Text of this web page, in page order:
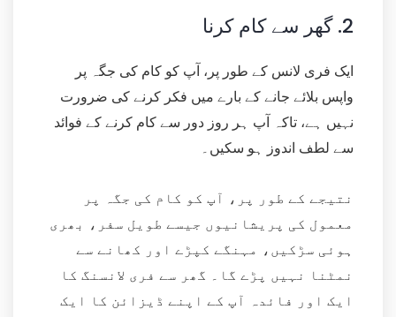
2. گھر سے کام کرنا
ایک فری لانس کے طور پر، آپ کو کام کی جگہ پر
واپس بلائے جانے کے بارے میں فکر کرنے کی ضرورت
نہیں ہے، تاکہ آپ ہر روز دور سے کام کرنے کے فوائد
سے لطف اندوز ہو سکیں۔
نتیجے کے طور پر، آپ کو کام کی جگہ پر
معمول کی پریشانیوں جیسے طویل سفر، بھری
ہوئی سڑکیں، مہنگے کپڑے اور کھانے سے
نمٹنا نہیں پڑے گا۔ گھر سے فری لانسنگ کا
ایک اور فائدہ آپ کے اپنے ڈیزائن کا ایک